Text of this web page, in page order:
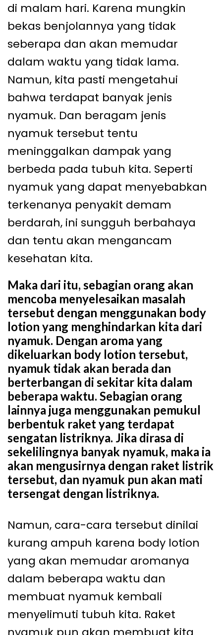
di malam hari. Karena mungkin
bekas benjolannya yang tidak
seberapa dan akan memudar
dalam waktu yang tidak lama.
Namun, kita pasti mengetahui
bahwa terdapat banyak jenis
nyamuk. Dan beragam jenis
nyamuk tersebut tentu
meninggalkan dampak yang
berbeda pada tubuh kita. Seperti
nyamuk yang dapat menyebabkan
terkenanya penyakit demam
berdarah, ini sungguh berbahaya
dan tentu akan mengancam
kesehatan kita.
Maka dari itu, sebagian orang akan
mencoba menyelesaikan masalah
tersebut dengan menggunakan body
lotion yang menghindarkan kita dari
nyamuk. Dengan aroma yang
dikeluarkan body lotion tersebut,
nyamuk tidak akan berada dan
berterbangan di sekitar kita dalam
beberapa waktu. Sebagian orang
lainnya juga menggunakan pemukul
berbentuk raket yang terdapat
sengatan listriknya. Jika dirasa di
sekelilingnya banyak nyamuk, maka ia
akan mengusirnya dengan raket listrik
tersebut, dan nyamuk pun akan mati
tersengat dengan listriknya.
Namun, cara-cara tersebut dinilai
kurang ampuh karena body lotion
yang akan memudar aromanya
dalam beberapa waktu dan
membuat nyamuk kembali
menyelimuti tubuh kita. Raket